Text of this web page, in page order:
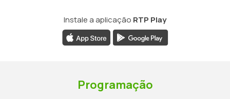
Instale a aplicação RTP Play
Programação